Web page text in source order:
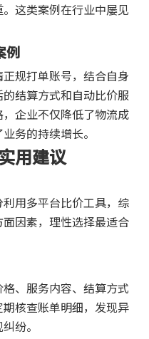
这类案例在行业中屡见
例
规打单账号，结合自身
结算方式和自动比价服
企业不仅降低了物流成
务的持续增长。
用建议
用多平台比价工具，综
因素，理性选择最适合
、服务内容、结算方式
核查账单明细，发现异
纷。